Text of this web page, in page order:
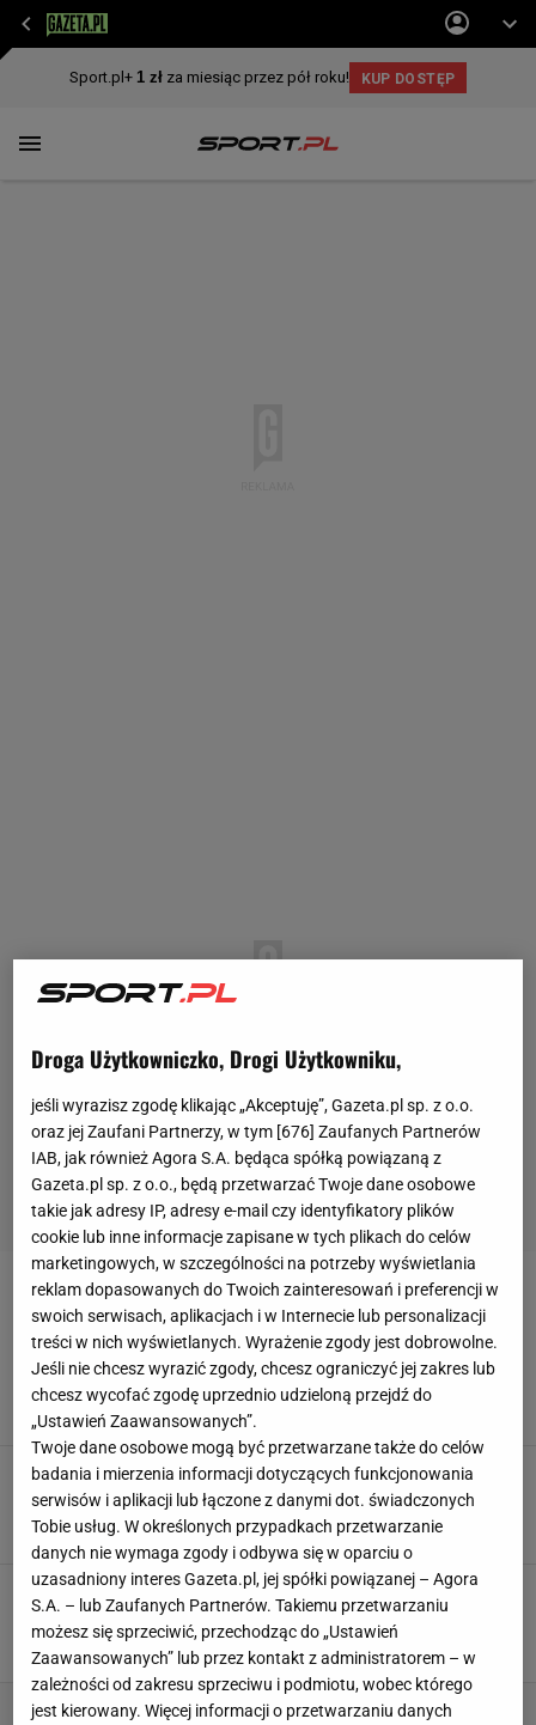
MARCIN BACHLEDA
Był wyszydzanym skoczkiem. Teraz
Polak przeżywa piękne chwile
SUBSKRYPCJA
Polskie skoki czekały na to 12 lat!
Nagle rekord i historyczny konkurs
SUBSKRYPCJA
Maciusiak zdecydował. To oni wystąpią
podczas PŚ w Wiśle. Aż 10 nazwisk
Hubert Rybkowski, 2 GRUDNIA 2025, 15:51
Droga Użytkowniczko, Drogi Użytkowniku,
jeśli wyrazisz zgodę klikając „Akceptuję”, Gazeta.pl sp. z o.o.
oraz jej Zaufani Partnerzy, w tym [676] Zaufanych Partnerów
IAB, jak również Agora S.A. będąca spółką powiązaną z
Gazeta.pl sp. z o.o., będą przetwarzać Twoje dane osobowe
takie jak adresy IP, adresy e-mail czy identyfikatory plików
cookie lub inne informacje zapisane w tych plikach do celów
marketingowych, w szczególności na potrzeby wyświetlania
reklam dopasowanych do Twoich zainteresowań i preferencji w
swoich serwisach, aplikacjach i w Internecie lub personalizacji
treści w nich wyświetlanych. Wyrażenie zgody jest dobrowolne.
Jeśli nie chcesz wyrazić zgody, chcesz ograniczyć jej zakres lub
chcesz wycofać zgodę uprzednio udzieloną przejdź do
„Ustawień Zaawansowanych”.
Twoje dane osobowe mogą być przetwarzane także do celów
badania i mierzenia informacji dotyczących funkcjonowania
serwisów i aplikacji lub łączone z danymi dot. świadczonych
Tobie usług. W określonych przypadkach przetwarzanie
danych nie wymaga zgody i odbywa się w oparciu o
uzasadniony interes Gazeta.pl, jej spółki powiązanej – Agora
S.A. – lub Zaufanych Partnerów. Takiemu przetwarzaniu
możesz się sprzeciwić, przechodząc do „Ustawień
Zaawansowanych” lub przez kontakt z administratorem – w
zależności od zakresu sprzeciwu i podmiotu, wobec którego
jest kierowany. Więcej informacji o przetwarzaniu danych